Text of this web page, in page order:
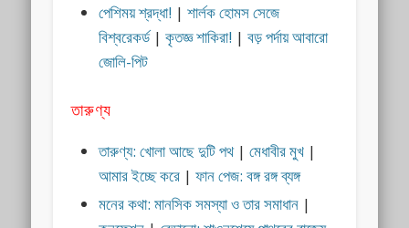
পেশিময় শ্রদ্ধা! |শার্লক হোমস সেজে
বিশ্বরেকর্ড|কৃতজ্ঞ শাকিরা! |বড় পর্দায় আবারো
জোলি-পিট
তারুণ্য
তারুণ্য: খোলা আছে দুটি পথ|মেধাবীর মুখ |
আমার ইচ্ছে করে |ফান পেজ: বঙ্গ রঙ্গ ব্যঙ্গ
মনের কথা: মানসিক সমস্যা ও তার সমাধান |